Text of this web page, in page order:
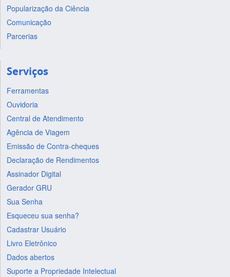
Popularização da Ciência
Comunicação
Parcerias
Serviços
Ferramentas
Ouvidoria
Central de Atendimento
Agência de Viagem
Emissão de Contra-cheques
Declaração de Rendimentos
Assinador Digital
Gerador GRU
Sua Senha
Esqueceu sua senha?
Cadastrar Usuário
Livro Eletrônico
Dados abertos
Suporte a Propriedade Intelectual